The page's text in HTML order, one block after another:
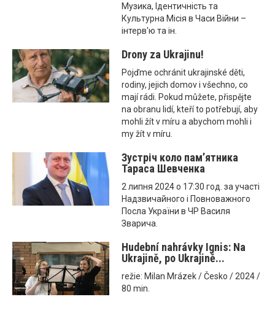
Музика, Ідентичність та
Культурна Місія в Часи Війни –
інтерв'ю та ін.
Drony za Ukrajinu!
Pojďme ochránit ukrajinské děti,
rodiny, jejich domov i všechno, co
mají rádi. Pokud můžete, přispějte
na obranu lidí, kteří to potřebují, aby
mohli žít v míru a abychom mohli i
my žít v míru.
Зустріч коло пам’ятника
Тараса Шевченка
2 липня 2024 о 17:30 год. за участі
Надзвичайного і Повноважного
Посла України в ЧР Василя
Зварича.
Hudební nahrávky Ignis: Na
Ukrajině, po Ukrajině...
režie: Milan Mrázek / Česko / 2024 /
80 min.